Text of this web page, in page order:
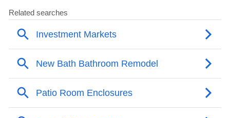
宜居升级：“家门口”的幸福焕新
城市的温度，往往体现在触手可及的“小微空
间”里。丰城精准回应民生痛点，以绣花功夫
打造群众“家门口的幸福”。“唤醒”城区零星
地块，让闲置地变休闲地。丰城充分利用棚
改闲置地、城市“边角料”，投入5100余万元